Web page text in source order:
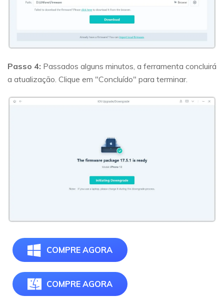
Passo 4: Passados alguns minutos, a ferramenta concluirá
a atualização. Clique em "Concluído" para terminar.
COMPRE AGORA
COMPRE AGORA